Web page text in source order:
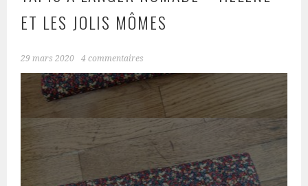
ET LES JOLIS MÔMES
29 mars 2020 4 commentaires